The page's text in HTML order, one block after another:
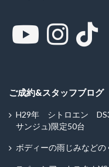
ご成約&スタッフブログ
H29年 シトロエン
サンジュ)限定50台
ボディーの雨じみなど